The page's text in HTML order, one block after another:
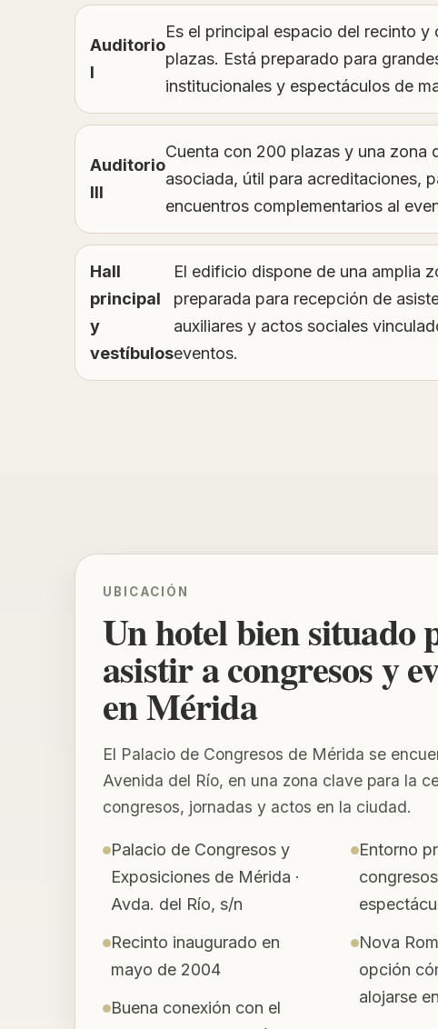
Auditorio
I
Es el principal espacio del recinto y
plazas. Está preparado para
institucionales y espectáculos de
Auditorio
III
Cuenta con 200 plazas y una zona
asociada, útil para acreditaciones,
encuentros complementarios al
Hall
principal
y
vestíbulos
El edificio dispone de una amplia
preparada para recepción de
auxiliares y actos sociales
eventos.
UBICACIÓN
Un hotel bien situado
asistir a congresos y
en Mérida
El Palacio de Congresos de Mérida se
Avenida del Río, en una zona clave para la
congresos, jornadas y actos en la ciudad.
Palacio de Congresos y
Exposiciones de Mérida ·
Avda. del Río, s/n
Recinto inaugurado en
mayo de 2004
Buena conexión con el
Entorno
Nova
opción
alojarse